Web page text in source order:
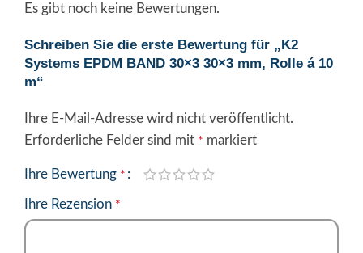
Es gibt noch keine Bewertungen.
Schreiben Sie die erste Bewertung für „K2
Systems EPDM BAND 30×3 30×3 mm, Rolle á 10
m“
Ihre E-Mail-Adresse wird nicht veröffentlicht.
Erforderliche Felder sind mit * markiert
Ihre Bewertung *
Ihre Rezension *
Alternative: